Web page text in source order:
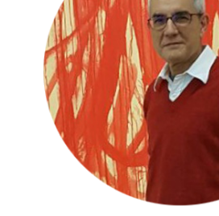
O poeta e professor do Instituto
(IEB) da USP Fernando Paixão –
“Pareceu-me relevante abordar
estudada do escritor por três